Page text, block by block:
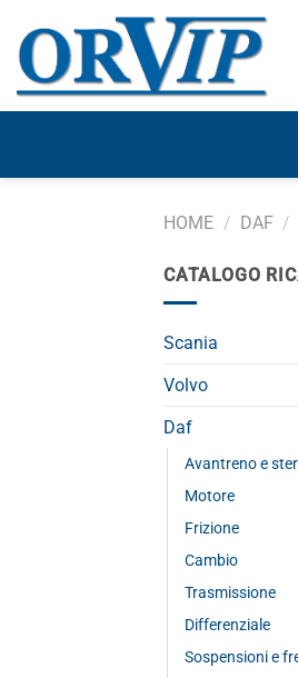
contenuti
HOME / DAF /
CATALOGO
Scania
Volvo
Daf
Avantreno e
Motore
Frizione
Cambio
Trasmissione
Differenziale
Sospensioni e